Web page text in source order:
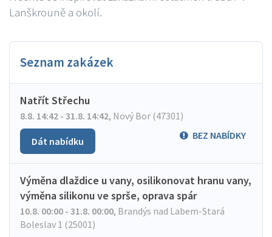
Lanškrouně a okolí.
Seznam zakázek
Natřít Střechu
8.8. 14:42 - 31.8. 14:42, Nový Bor (47301)
BEZ NABÍDKY
Dát nabídku
Výměna dlaždice u vany, osilikonovat hranu vany,
výměna silikonu ve sprše, oprava spár
10.8. 00:00 - 31.8. 00:00, Brandýs nad Labem-Stará
Boleslav 1 (25001)